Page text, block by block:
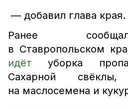
— добавил глава края.
Ранее
в Ставропольском
идёт уборка
Сахарной свёклы,
на маслосемена и